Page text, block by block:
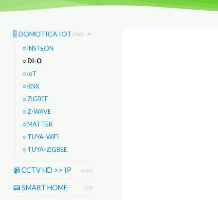
🎚️ DOMOTICA IOT (780)
○ INSTEON
○ DI-O
○ IoT
○ KNX
○ ZIGBEE
○ Z-WAVE
○ MATTER
○ TUYA-WIFI
○ TUYA-ZIGBEE
📹 CCTV HD >> IP (606)
📟 SMART HOME (77)